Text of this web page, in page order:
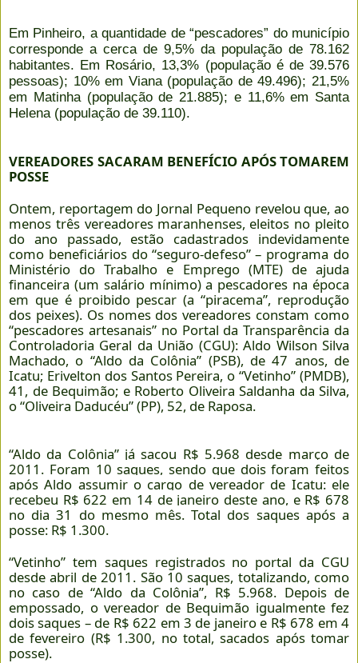
Em Pinheiro, a quantidade de “pescadores” do município
corresponde a cerca de 9,5% da população de 78.162
habitantes. Em Rosário, 13,3% (população é de 39.576
pessoas); 10% em Viana (população de 49.496); 21,5%
em Matinha (população de 21.885); e 11,6% em Santa
Helena (população de 39.110).
VEREADORES SACARAM BENEFÍCIO APÓS TOMAREM
POSSE
Ontem, reportagem do Jornal Pequeno revelou que, ao
menos três vereadores maranhenses, eleitos no pleito
do ano passado, estão cadastrados indevidamente
como beneficiários do “seguro-defeso” – programa do
Ministério do Trabalho e Emprego (MTE) de ajuda
financeira (um salário mínimo) a pescadores na época
em que é proibido pescar (a “piracema”, reprodução
dos peixes). Os nomes dos vereadores constam como
“pescadores artesanais” no Portal da Transparência da
Controladoria Geral da União (CGU): Aldo Wilson Silva
Machado, o “Aldo da Colônia” (PSB), de 47 anos, de
Icatu; Erivelton dos Santos Pereira, o “Vetinho” (PMDB),
41, de Bequimão; e Roberto Oliveira Saldanha da Silva,
o “Oliveira Daducéu” (PP), 52, de Raposa.
“Aldo da Colônia” já sacou R$ 5.968 desde março de
2011. Foram 10 saques, sendo que dois foram feitos
após Aldo assumir o cargo de vereador de Icatu: ele
recebeu R$ 622 em 14 de janeiro deste ano, e R$ 678
no dia 31 do mesmo mês. Total dos saques após a
posse: R$ 1.300.
“Vetinho” tem saques registrados no portal da CGU
desde abril de 2011. São 10 saques, totalizando, como
no caso de “Aldo da Colônia”, R$ 5.968. Depois de
empossado, o vereador de Bequimão igualmente fez
dois saques – de R$ 622 em 3 de janeiro e R$ 678 em 4
de fevereiro (R$ 1.300, no total, sacados após tomar
posse).